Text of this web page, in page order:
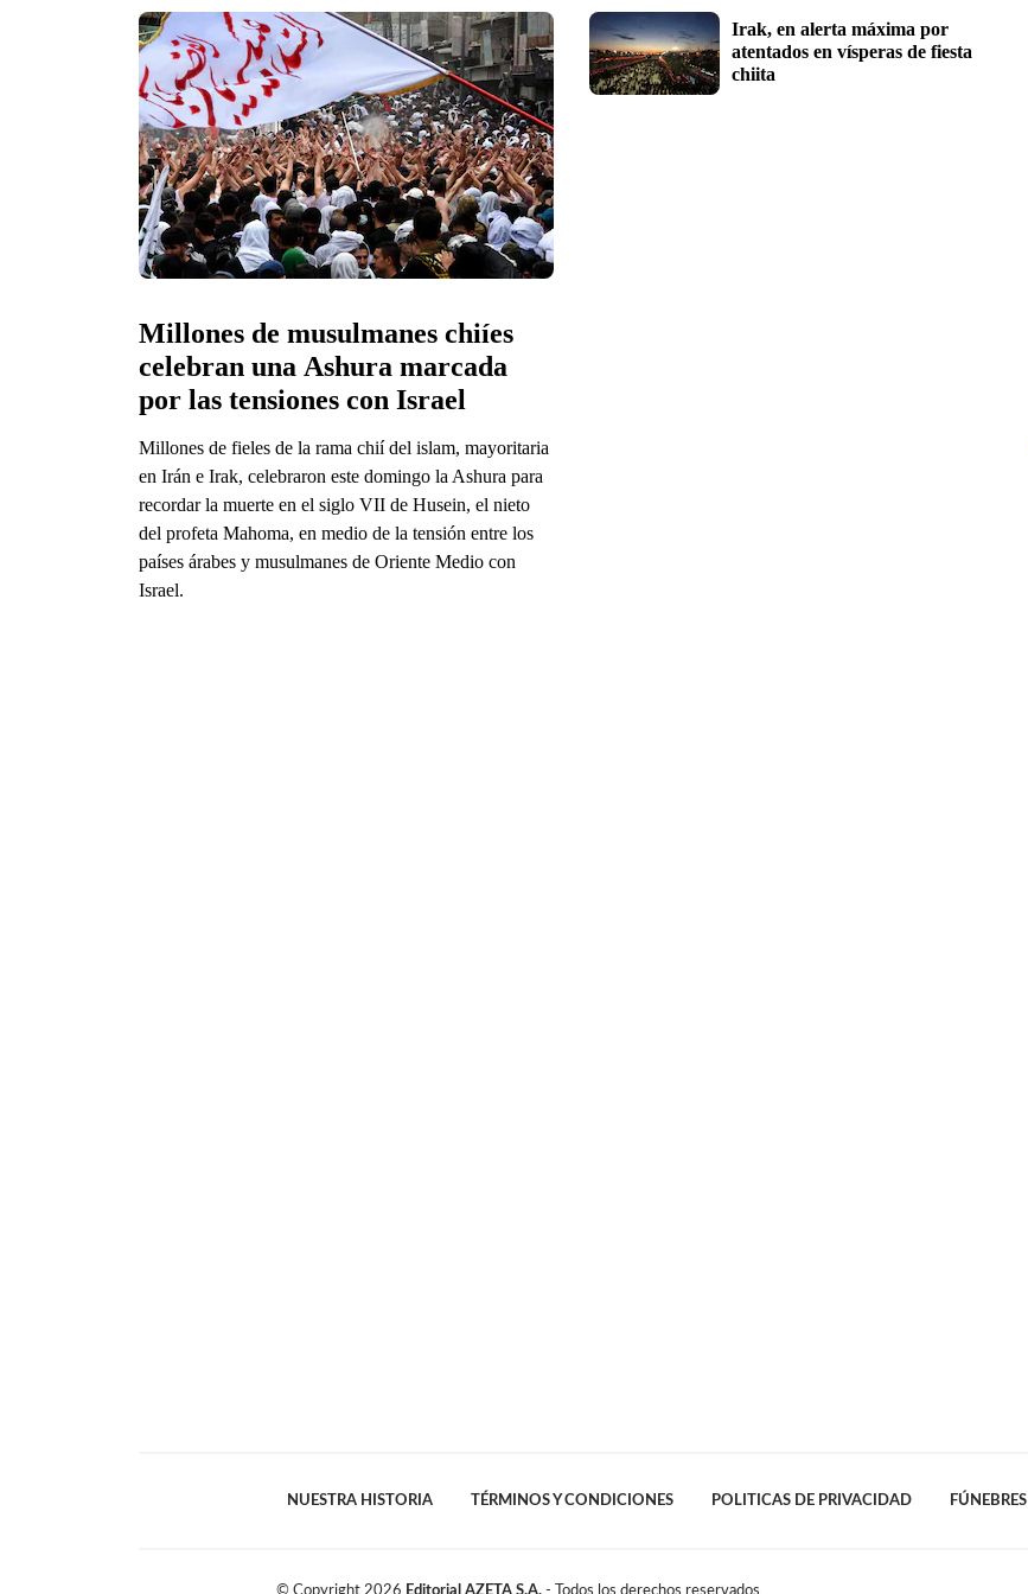
Millones de musulmanes chiíes
celebran una Ashura marcada
por las tensiones con Israel
Millones de fieles de la rama chií del islam, mayoritaria
en Irán e Irak, celebraron este domingo la Ashura para
recordar la muerte en el siglo VII de Husein, el nieto
del profeta Mahoma, en medio de la tensión entre los
países árabes y musulmanes de Oriente Medio con
Israel.
Irak, en alerta máxima por
atentados en vísperas de fiesta
chiita
NUESTRA HISTORIA TÉRMINOS Y CONDICIONES POLITICAS DE PRIVACIDAD FÚNEBRES
© Copyright 2026 Editorial AZETA S.A. - Todos los derechos reservados